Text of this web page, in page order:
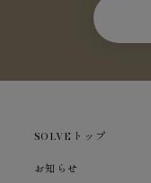
SOLVEトップ
お知らせ